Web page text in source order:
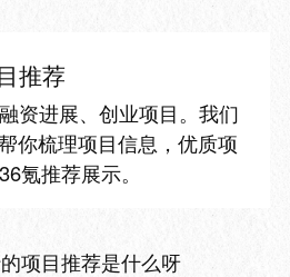
推荐
资进展、创业项目。我们
你梳理项目信息，优质项
氪推荐展示。
项目推荐是什么呀